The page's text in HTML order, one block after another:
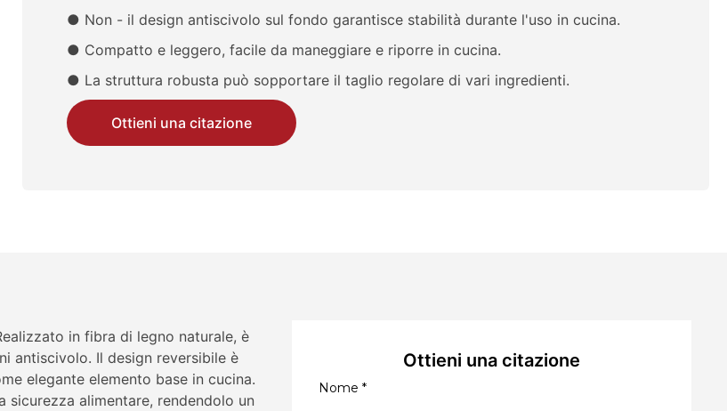
● Non - il design antiscivolo sul fondo garantisce stabilità durante l'uso in cucina.
● Compatto e leggero, facile da maneggiare e riporre in cucina.
● La struttura robusta può sopportare il taglio regolare di vari ingredienti.
Ottieni una citazione
in fibra di legno naturale, è
antiscivolo. Il design reversibile è
elegante elemento base in cucina.
sicurezza alimentare, rendendolo un
Ottieni una citazione
Nome *